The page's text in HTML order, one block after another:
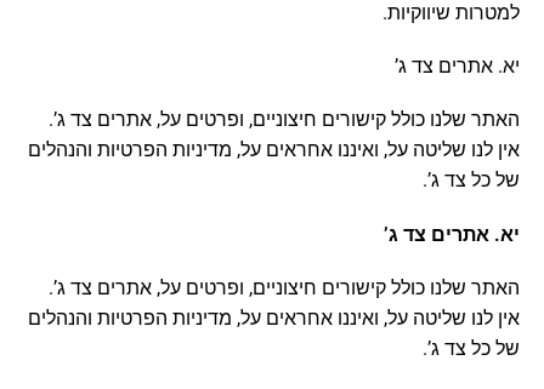
למטרות שיווקיות.
יא. אתרים צד ג’
האתר שלנו כולל קישורים חיצוניים, ופרטים על, אתרים צד ג’.
אין לנו שליטה על, ואיננו אחראים על, מדיניות הפרטיות והנהלים
של כל צד ג’.
יא. אתרים צד ג’
האתר שלנו כולל קישורים חיצוניים, ופרטים על, אתרים צד ג’.
אין לנו שליטה על, ואיננו אחראים על, מדיניות הפרטיות והנהלים
של כל צד ג’.